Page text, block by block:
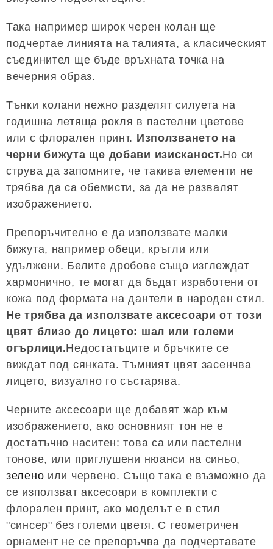
Така например широк черен колан ще
подчертае линията на талията, а класическият
съединител ще бъде връхната точка на
вечерния образ.
Тънки колани нежно разделят силуета на
годишна летяща рокля в пастелни цветове
или с флорален принт. Използването на
черни бижута ще добави изисканост.Но си
струва да запомните, че такива елементи не
трябва да са обемисти, за да не развалят
изображението.
Препоръчително е да използвате малки
бижута, например обеци, кръгли или
удължени. Белите дробове също изглеждат
хармонично, те могат да бъдат изработени от
кожа под формата на дантели в народен стил.
Не трябва да използвате аксесоари от този
цвят близо до лицето: шал или големи
огърлици.Недостатъците и бръчките се
виждат под сянката. Тъмният цвят засенчва
лицето, визуално го състарява.
Черните аксесоари ще добавят жар към
изображението, ако основният тон не е
достатъчно наситен: това са или пастелни
тонове, или приглушени нюанси на синьо,
зелено или червено. Също така е възможно да
се използват аксесоари в комплекти с
флорален принт, ако моделът е в стил
"синсер" без големи цветя. С геометричен
орнамент не се препоръчва да подчертавате